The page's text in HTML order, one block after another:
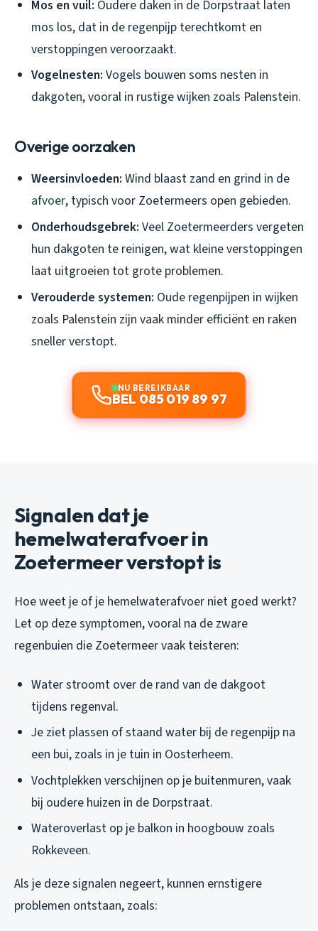
Mos en vuil: Oudere daken in de Dorpstraat laten
mos los, dat in de regenpijp terechtkomt en
verstoppingen veroorzaakt.
Vogelnesten: Vogels bouwen soms nesten in
dakgoten, vooral in rustige wijken zoals Palenstein.
Overige oorzaken
Weersinvloeden: Wind blaast zand en grind in de
afvoer, typisch voor Zoetermeers open gebieden.
Onderhoudsgebrek: Veel Zoetermeerders vergeten
hun dakgoten te reinigen, wat kleine verstoppingen
laat uitgroeien tot grote problemen.
Verouderde systemen: Oude regenpijpen in wijken
zoals Palenstein zijn vaak minder efficiënt en raken
sneller verstopt.
NU BEREIKBAAR
BEL 085 019 89 97
Signalen dat je
hemelwaterafvoer in
Zoetermeer verstopt is
Hoe weet je of je hemelwaterafvoer niet goed werkt?
Let op deze symptomen, vooral na de zware
regenbuien die Zoetermeer vaak teisteren:
Water stroomt over de rand van de dakgoot
tijdens regenval.
Je ziet plassen of staand water bij de regenpijp na
een bui, zoals in je tuin in Oosterheem.
Vochtplekken verschijnen op je buitenmuren, vaak
bij oudere huizen in de Dorpstraat.
Wateroverlast op je balkon in hoogbouw zoals
Rokkeveen.
Als je deze signalen negeert, kunnen ernstigere
problemen ontstaan, zoals: